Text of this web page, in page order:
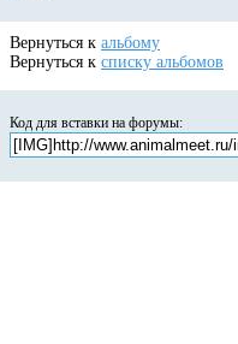
Вернуться к альбому
Вернуться к списку альбомов
Код для вставки на форумы: